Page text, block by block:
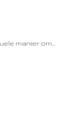
manier om…